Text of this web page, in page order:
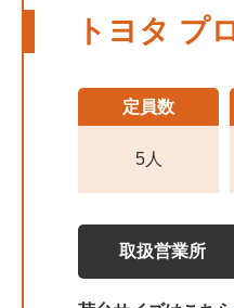
トヨタ プ
定員数
5人
取扱営業所